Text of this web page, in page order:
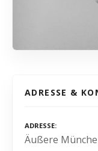
ADRESSE &
ADRESSE
Äußere